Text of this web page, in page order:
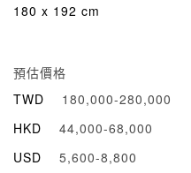
180 x 192 cm
預估價格
TWD
180,000-280,000
HKD
44,000-68,000
USD
5,600-8,800